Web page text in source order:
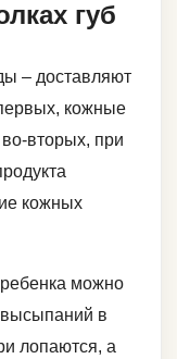
губ
– доставляют
кожные
вторых, при
кожных
можно
высыпаний в
лопаются, а